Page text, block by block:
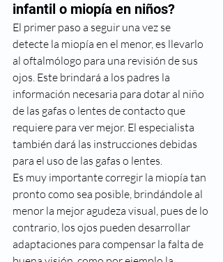
infantil o miopía en niños?
El primer paso a seguir una vez se
detecte la miopía en el menor, es llevarlo
al oftalmólogo para una revisión de sus
ojos. Este brindará a los padres la
información necesaria para dotar al niño
de las gafas o lentes de contacto que
requiere para ver mejor. El especialista
también dará las instrucciones debidas
para el uso de las gafas o lentes.
Es muy importante corregir la miopía tan
pronto como sea posible, brindándole al
menor la mejor agudeza visual, pues de lo
contrario, los ojos pueden desarrollar
adaptaciones para compensar la falta de